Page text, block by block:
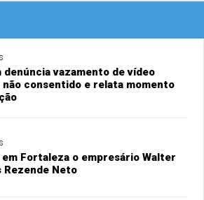
denúncia vazamento de vídeo
consentido e relata momento
Fortaleza o empresário Walter
Rezende Neto